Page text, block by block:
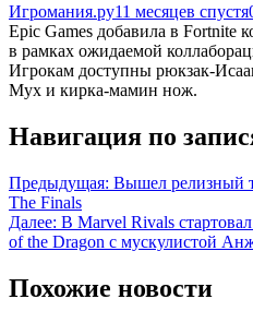
Игромания.ру11 месяцев спустя
Epic Games добавила в Fortnite
в рамках ожидаемой
Игрокам доступны рюкзак-
Мух и кирка-мамин нож.
Навигация по
Предыдущая: Вышел релизный
The Finals
Далее: В Marvel Rivals
of the Dragon с мускулистой
Похожие новости